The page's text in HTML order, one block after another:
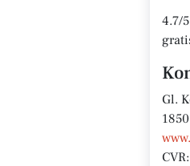
4.7/
Gl.